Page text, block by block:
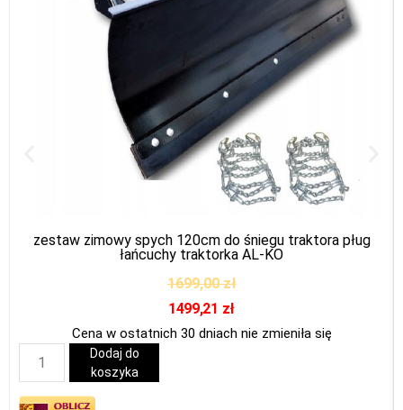
zestaw zimowy spych 120cm do śniegu traktora pług
łańcuchy traktorka AL-KO
1699,00zł
1499,21 zł
Cena w ostatnich 30 dniach nie zmieniła się
Dodaj do
koszyka